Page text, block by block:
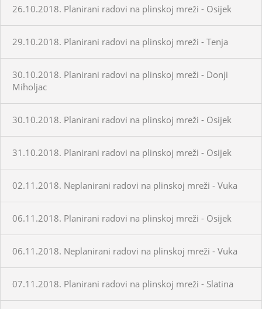
26.10.2018. Planirani radovi na plinskoj mreži - Osijek
29.10.2018. Planirani radovi na plinskoj mreži - Tenja
30.10.2018. Planirani radovi na plinskoj mreži - Donji
Miholjac
30.10.2018. Planirani radovi na plinskoj mreži - Osijek
31.10.2018. Planirani radovi na plinskoj mreži - Osijek
02.11.2018. Neplanirani radovi na plinskoj mreži - Vuka
06.11.2018. Planirani radovi na plinskoj mreži - Osijek
06.11.2018. Neplanirani radovi na plinskoj mreži - Vuka
07.11.2018. Planirani radovi na plinskoj mreži - Slatina